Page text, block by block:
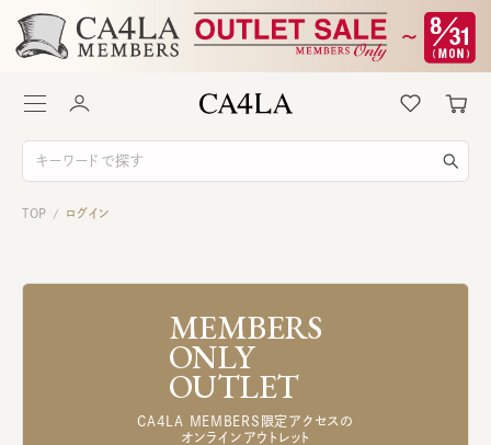
TOP / ログイン
MEMBERS
ONLY
OUTLET
CA4LA MEMBERS限定アクセスの
オンラインアウトレット